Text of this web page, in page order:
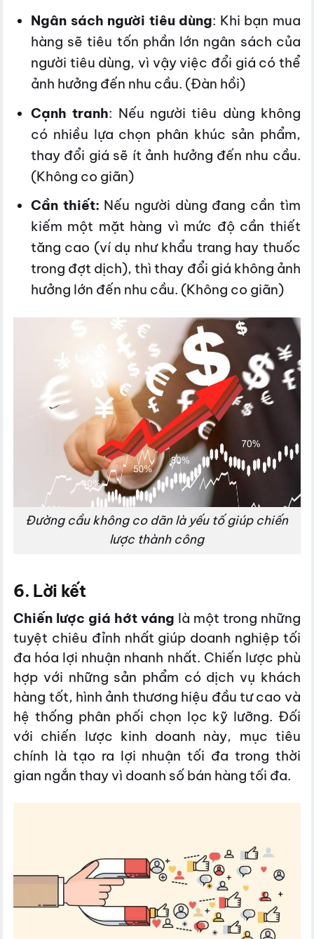
Ngân sách người tiêu dùng: Khi bạn mua
hàng sẽ tiêu tốn phần lớn ngân sách của
người tiêu dùng, vì vậy việc đổi giá có thể
ảnh hưởng đến nhu cầu. (Đàn hồi)
Cạnh tranh: Nếu người tiêu dùng không
có nhiều lựa chọn phân khúc sản phẩm,
thay đổi giá sẽ ít ảnh hưởng đến nhu cầu.
(Không co giãn)
Cần thiết: Nếu người dùng đang cần tìm
kiếm một mặt hàng vì mức độ cần thiết
tăng cao (ví dụ như khẩu trang hay thuốc
trong đợt dịch), thì thay đổi giá không ảnh
hưởng lớn đến nhu cầu. (Không co giãn)
Đường cầu không co dãn là yếu tố giúp chiến
lược thành công
6. Lời kết
Chiến lược giá hớt váng là một trong những
tuyệt chiêu đỉnh nhất giúp doanh nghiệp tối
đa hóa lợi nhuận nhanh nhất. Chiến lược phù
hợp với những sản phẩm có dịch vụ khách
hàng tốt, hình ảnh thương hiệu đầu tư cao và
hệ thống phân phối chọn lọc kỹ lưỡng. Đối
với chiến lược kinh doanh này, mục tiêu
chính là tạo ra lợi nhuận tối đa trong thời
gian ngắn thay vì doanh số bán hàng tối đa.